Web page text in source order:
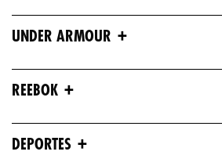
UNDER ARMOUR +
REEBOK +
DEPORTES +